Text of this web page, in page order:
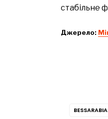
стабільне
Джерело: